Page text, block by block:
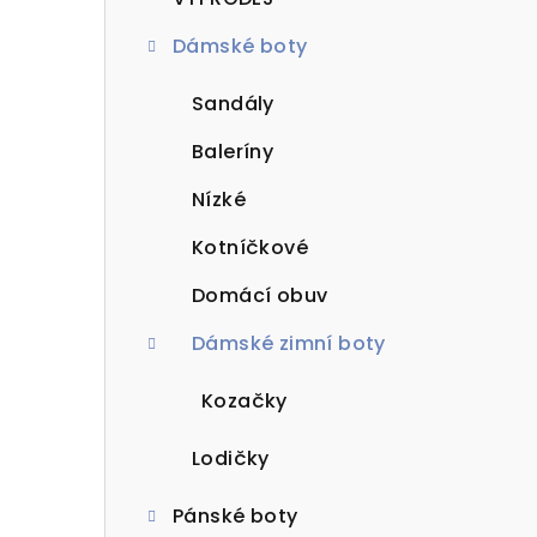
Dámské boty
Sandály
Baleríny
Nízké
Kotníčkové
Domácí obuv
Dámské zimní boty
Kozačky
Lodičky
Pánské boty